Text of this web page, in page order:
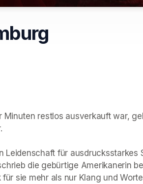
Minuten restlos ausverkauft war,
für ausdrucksstarkes
die gebürtige Amerikanerin
sie mehr als nur Klang und